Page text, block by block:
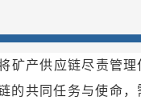
矿产供应链尽责管理
的共同任务与使命，